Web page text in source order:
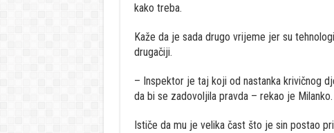
kako treba.
Kaže da je sada drugo vrijeme jer su
drugačiji.
– Inspektor je taj koji od nastanka krivičnog
da bi se zadovoljila pravda – rekao je Milanko.
Ističe da mu je velika čast što je sin postao